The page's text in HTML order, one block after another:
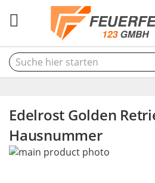
Edelrost Golden
Hausnummer
Skip